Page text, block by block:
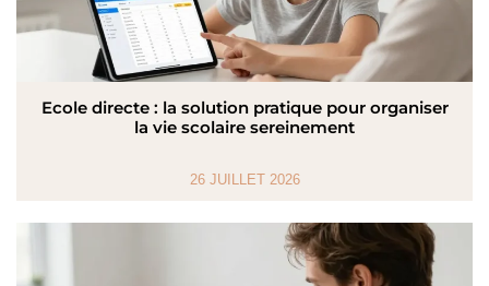
Ecole directe : la solution pratique pour organiser
la vie scolaire sereinement
26 JUILLET 2026